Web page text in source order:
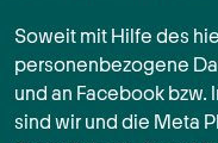
Soweit mit Hilfe des
personenbezogene
und an Facebook
sind wir und die Meta